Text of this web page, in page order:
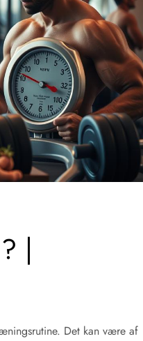
|
Det kan være af